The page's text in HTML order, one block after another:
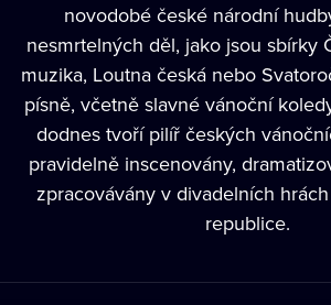
novodobé české národní
nesmrtelných děl, jako jsou sbírky
muzika, Loutna česká nebo
písně, včetně slavné vánoční
dodnes tvoří pilíř českých
pravidelně inscenovány,
zpracovávány v divadelních
republice.